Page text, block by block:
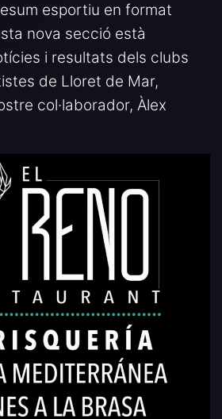
esportiu en format
nova secció està
i resultats dels clubs
de Lloret de Mar,
col·laborador, Àlex